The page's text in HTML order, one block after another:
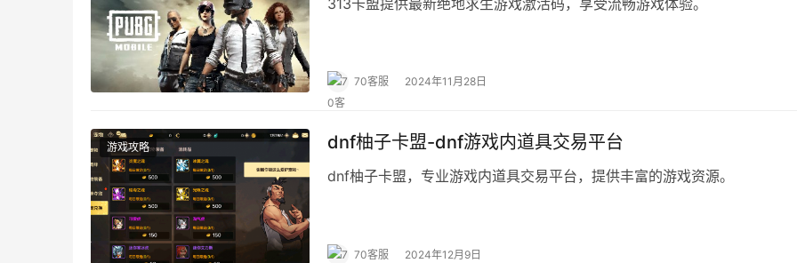
70客服 2024年11月28日
游戏攻略 dnf柚子卡盟-dnf游戏内道具交易平台
dnf柚子卡盟，专业游戏内道具交易平台，提供丰富的游戏资源。
70客服 2024年12月9日